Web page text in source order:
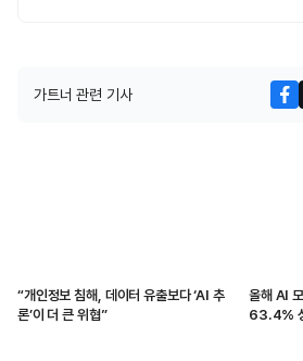
가트너 관련 기사
“개인정보 침해, 데이터 유출보다 ‘AI 추
론’이 더 큰 위협”
올해 AI
63.4%